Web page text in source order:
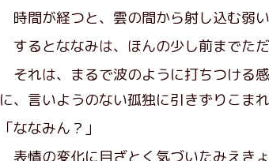
時間が経つと、雲の間から射し込む弱
するとななみは、ほんの少し前までた
それは、まるで波のように打ちつける
に、言いようのない孤独に引きずりこまれ
「ななみん？」
表情の変化に目ざとく気づいたみえき